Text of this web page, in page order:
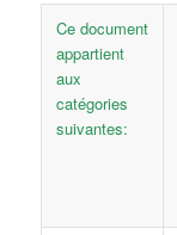
Ce document
appartient
aux
catégories
suivantes: